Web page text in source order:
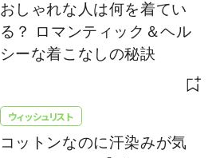
おしゃれな人は何を着てい
る？ ロマンティック＆ヘル
シーな着こなしの秘訣
ウィッシュリスト
コットンなのに汗染みが気